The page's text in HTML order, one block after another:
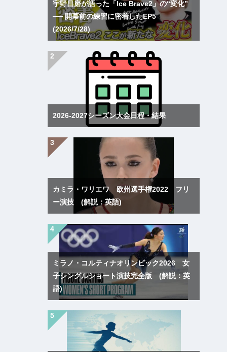
宇野昌磨が語った「Ice Brave2」の“変化”
── 開幕前の練習に密着したEP5
(2026/7/28)
2026-2027シーズン大会日程・結果
カミラ・ワリエワ 欧州選手権2022 フリ
ー演技 (解説：英語)
ミラノ・コルティナオリンピック2026 女
子シングルショート演技完全版 (解説：英
語)